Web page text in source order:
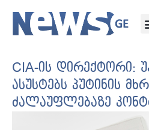
CIA-ის დირექტორი:
ასუსტებს პუტინის
ძალაუფლებაზე